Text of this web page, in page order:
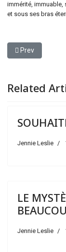
immérité, immuable,
et sous ses bras
Previous article:
Prev
Related
Jennie Leslie
LE
Jennie Leslie